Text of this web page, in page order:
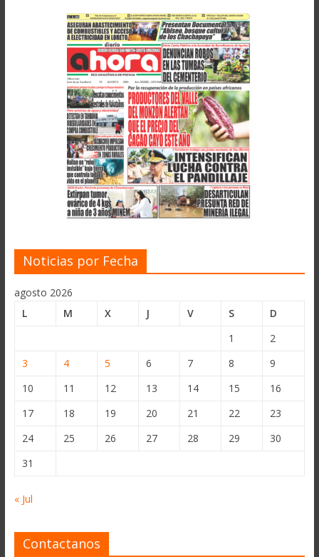
Noticias por Fecha
agosto 2026
L
M X J V S
D
1
2
3
4 5 6 7 8
9
10
11 12 13 14 15
16
17
18 19 20 21 22
23
24
25 26 27 28 29
30
31
« Jul
Contactanos